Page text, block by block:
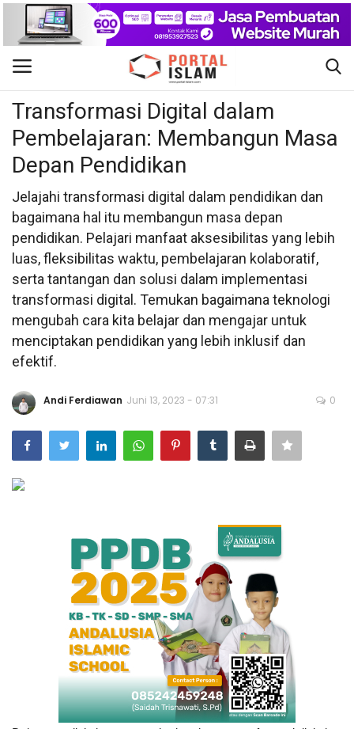
Gabung Daftar
Beranda
Kontak
Berita Islam
Nasional
Khutbah Jumat
Pendidikan
Al-Qur'an Online
Catatan Tarbiyah
Kesehatan
Teknologi
Transformasi Digital dalam
Pembelajaran: Membangun Masa
Depan Pendidikan
Jelajahi transformasi digital dalam pendidikan dan
bagaimana hal itu membangun masa depan
pendidikan. Pelajari manfaat aksesibilitas yang lebih
luas, fleksibilitas waktu, pembelajaran kolaboratif,
serta tantangan dan solusi dalam implementasi
transformasi digital. Temukan bagaimana teknologi
mengubah cara kita belajar dan mengajar untuk
menciptakan pendidikan yang lebih inklusif dan
efektif.
Andi Ferdiawan Juni 13, 2023 - 07:31 0